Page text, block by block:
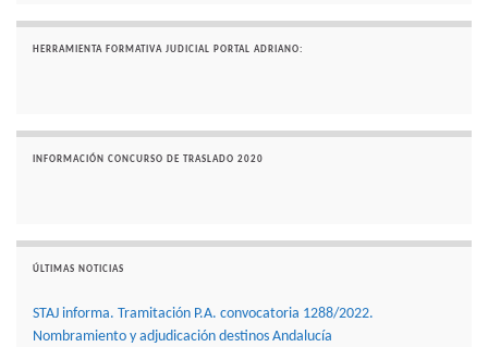
HERRAMIENTA FORMATIVA JUDICIAL PORTAL ADRIANO:
INFORMACIÓN CONCURSO DE TRASLADO 2020
ÚLTIMAS NOTICIAS
STAJ informa. Tramitación P.A. convocatoria 1288/2022.
Nombramiento y adjudicación destinos Andalucía